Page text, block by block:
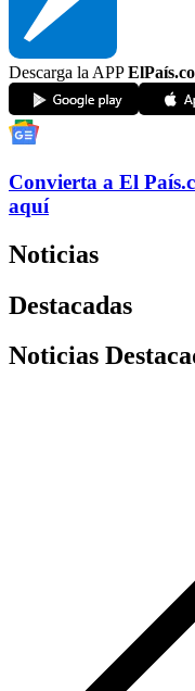
Descarga la APP
Convierta a El País
aquí
Noticias
Destacadas
Noticias